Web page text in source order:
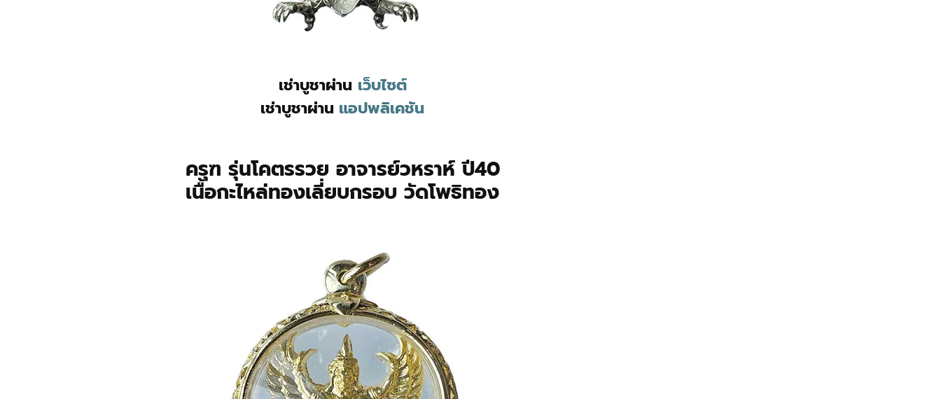
เช่าบูชาผ่าน เว็บไซต์
เช่าบูชาผ่าน แอปพลิเคชัน
ครุฑ รุ่นโคตรรวย อาจารย์วหราห์ ปี40
เนื้อกะไหล่ทองเลี่ยบกรอบ วัดโพธิทอง